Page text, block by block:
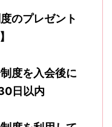
のプレゼント
度を入会後に
日以内